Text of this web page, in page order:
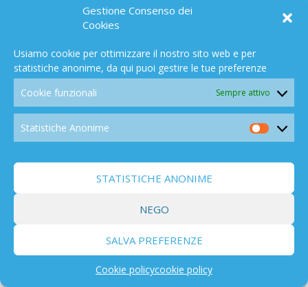
Gestione Consenso dei
Cookies
Usiamo cookie per ottimizzare il nostro sito web e per
statistiche anonime, da qui puoi gestire le tue preferenze
Cookie funzionali
Sempre attivo
Statistiche Anonime
STATISTICHE ANONIME
NEGO
SALVA PREFERENZE
Cookie policycookie policy
Sunradiation Management(54)
(168)
Spazio(194)
Effetti(838)
Biodiversità
Politica/economia(459)
Salute(280)
Campo elettromagnetico(91)
Altro Mondo c'è (129)
PER ARGOMENTI